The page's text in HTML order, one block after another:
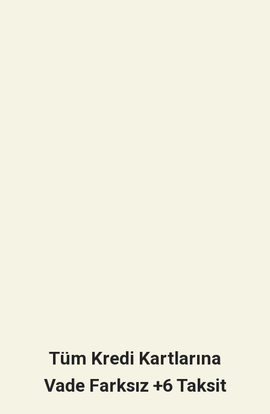
Tüm Kredi Kartlarına
Vade Farksız +6 Taksit